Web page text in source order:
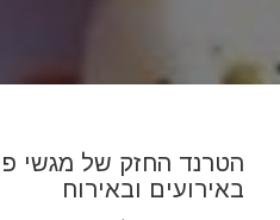
הטרנד החזק של מגשי
באירועים ובאירוח